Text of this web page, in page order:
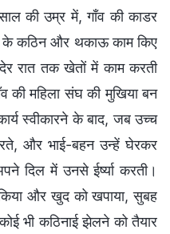
की उम्र में, गाँव की काडर
के कठिन और थकाऊ काम किए
रात तक खेतों में काम करती
की महिला संघ की मुखिया बन
स्वीकारने के बाद, जब उच्च
और भाई-बहन उन्हें घेरकर
दिल में उनसे ईर्ष्या करती।
और खुद को खपाया, सुबह
भी कठिनाई झेलने को तैयार